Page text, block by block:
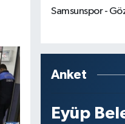
Samsunspor -
Anket
Eyüp